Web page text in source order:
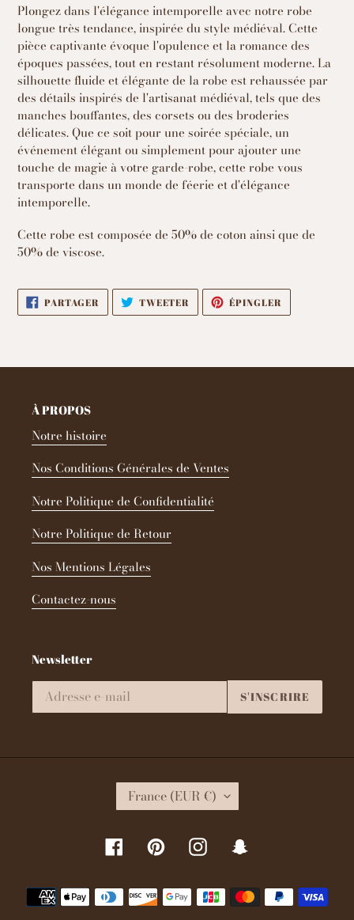
Plongez dans l'élégance intemporelle avec notre robe
longue très tendance, inspirée du style médiéval. Cette
pièce captivante évoque l'opulence et la romance des
époques passées, tout en restant résolument moderne. La
silhouette fluide et élégante de la robe est rehaussée par
des détails inspirés de l'artisanat médiéval, tels que des
manches bouffantes, des corsets ou des broderies
délicates. Que ce soit pour une soirée spéciale, un
événement élégant ou simplement pour ajouter une
touche de magie à votre garde-robe, cette robe vous
transporte dans un monde de féerie et d'élégance
intemporelle.
Cette robe est composée de 50% de coton ainsi que de
50% de viscose.
PARTAGER PARTAGER
SUR
FACEBOOK
TWEETER TWEETER
TWITTER
ÉPINGLER
PINTEREST
À PROPOS
Notre histoire
Nos Conditions Générales de Ventes
Notre Politique de Confidentialité
Notre Politique de Retour
Nos Mentions Légales
Contactez-nous
Newsletter
S'INSCRIRE
P
A
S
/
É
G
France (EUR €)
FacebookPinterestInstagram
Moyens
de